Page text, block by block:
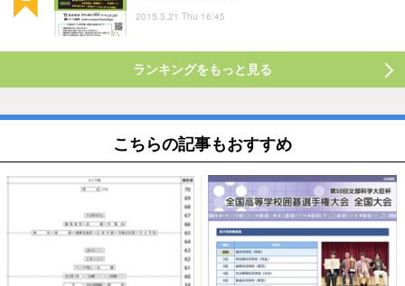
2015.5.21 Thu 16:45
ランキングをもっと見る
こちらの記事もおすすめ